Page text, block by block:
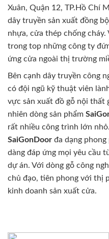
Xuân, Quận 12, TP.Hồ Chí
dây truyền sản xuất đồng
nhựa, cửa thép chống
trong top những công ty
ứng cửa ngoài thị trường
Bên cạnh dây truyền công
có đội ngũ kỹ thuật viên
vực sản xuất đồ gỗ nội thất
nhiên dòng sản phẩm
rất nhiều công trình lớn
SaiGonDoor đa dạng
dàng đáp ứng mọi yêu cầu
dự án. Với dòng gỗ công
chủ đạo, tiên phong với thị
kinh doanh sản xuất cửa.